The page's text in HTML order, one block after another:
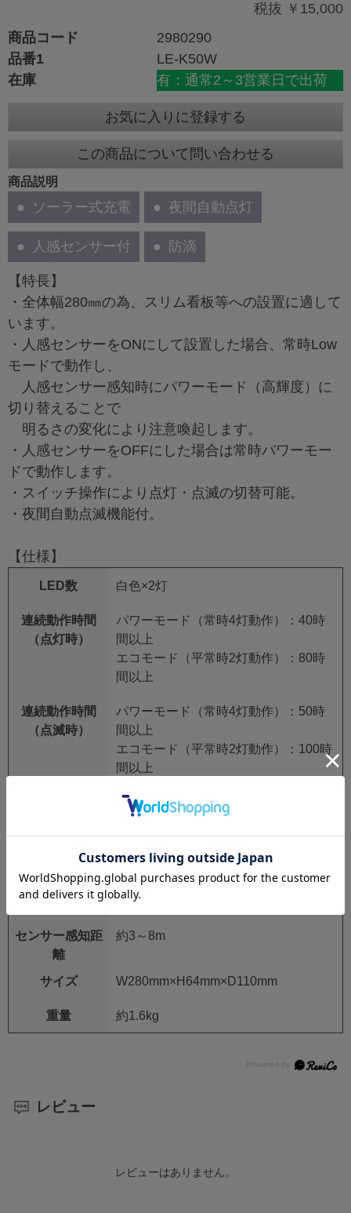
税抜 ￥15,000
商品コード
2980290
品番1
LE-K50W
在庫
有：通常2～3営業日で出荷
お気に入りに登録する
この商品について問い合わせる
商品説明
ソーラー式充電 夜間自動点灯
人感センサー付 防滴
【特長】
・全体幅280㎜の為、スリム看板等への設置に適して
います。
・人感センサーをONにして設置した場合、常時Low
モードで動作し、
人感センサー感知時にパワーモード（高輝度）に
切り替えることで
明るさの変化により注意喚起します。
・人感センサーをOFFにした場合は常時パワーモー
ドで動作します。
・スイッチ操作により点灯・点滅の切替可能。
・夜間自動点滅機能付。
【仕様】
LED数 白色×2灯
連続動作時間
（点灯時）
パワーモード（常時4灯動作）：40時
間以上
エコモード（平常時2灯動作）：80時
間以上
連続動作時間
（点滅時）
パワーモード（常時4灯動作）：50時
間以上
エコモード（平常時2灯動作）：100時
間以上
約10時間
取り付け可能範
厚さ20～60mmまでの看板、及びφ48.6
までの単管など
センサー感知範
垂直方向80度、水平方向90度
センサー感知距
離
約3～8m
サイズ W280mm×H64mm×D110mm
重量 約1.6kg
レビュー
レビューはありません。